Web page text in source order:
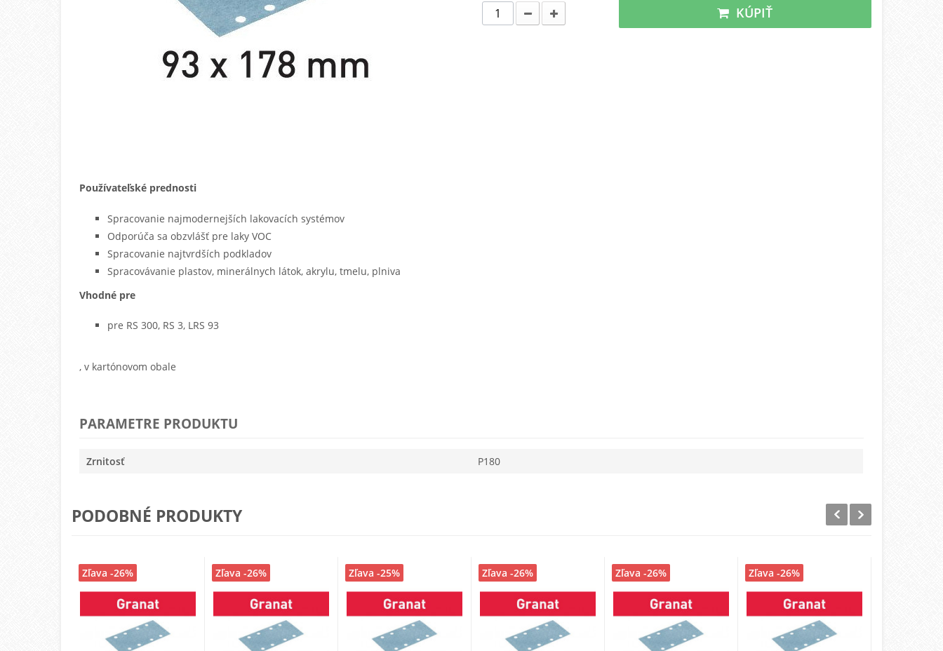
KÚPIŤ
Používateľské prednosti
Spracovanie najmodernejších lakovacích systémov
Odporúča sa obzvlášť pre laky VOC
Spracovanie najtvrdších podkladov
Spracovávanie plastov, minerálnych látok, akrylu, tmelu, plniva
Vhodné pre
pre RS 300, RS 3, LRS 93
, v kartónovom obale
PARAMETRE PRODUKTU
Zrnitosť P180
PODOBNÉ PRODUKTY
Zľava -26% Zľava -26% Zľava -25% Zľava -26% Zľava -26% Zľava -26%